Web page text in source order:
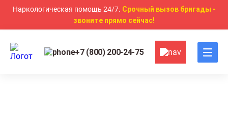
Наркологическая помощь 24/7. Срочный вызов бригады -
звоните прямо сейчас!
+7 (800) 200-24-75